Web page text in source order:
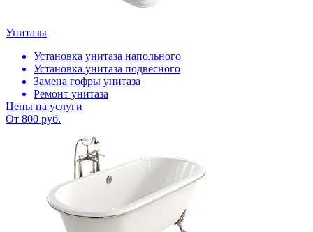
Унитазы
Установка унитаза напольного
Установка унитаза подвесного
Замена гофры унитаза
Ремонт унитаза
Цены на услуги
От 800 руб.